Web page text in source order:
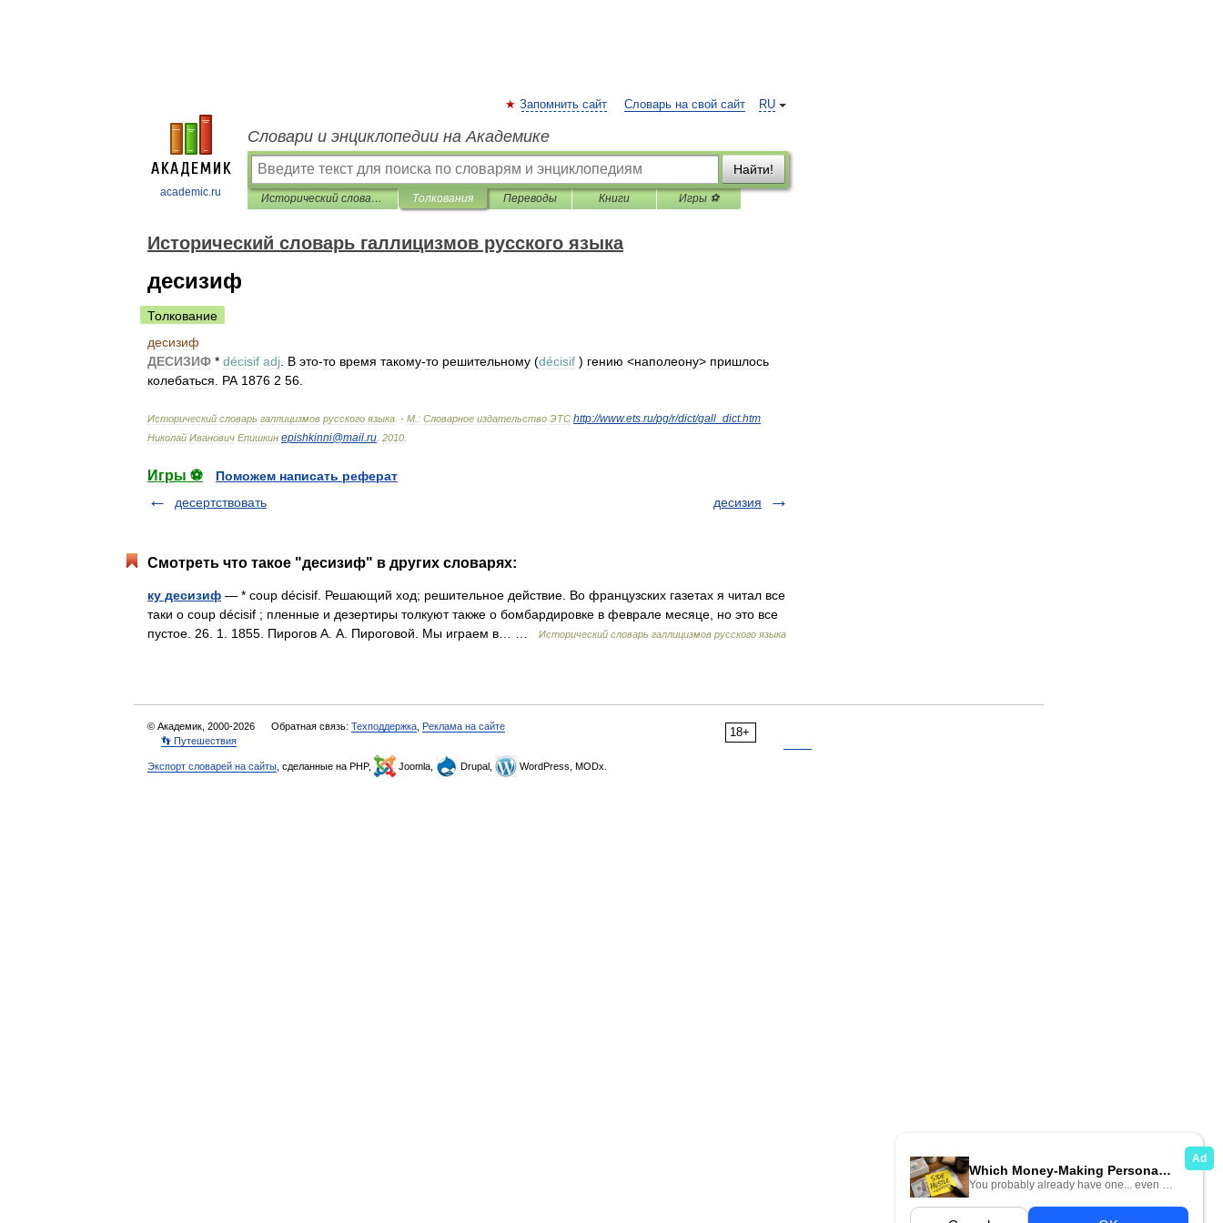
academic.ru
RU
Запомнить сайт Словарь на свой сайт
Словари и энциклопедии на Академике
Найти!
Исторический словарь галлицизмов русского языка Толкования Переводы Книги Игры ⚽
Исторический словарь галлицизмов русского языка
десизиф
Толкование
десизиф
ДЕСИЗИФ * décisif adj В это-то время такому-то решительному (décisif ) гению <наполеону> пришлось
колебаться
РА 1876 2 56
Исторический словарь галлицизмов русского языка . - М : Словарное издательство ЭТС http://www.ets.ru/pg/r/dict/gall dict.htm
Николай Иванович Епишкин epishkinni@mail.ru 2010
Игры ⚽
Поможем написать реферат
десертствовать
десизия
Смотреть что такое "десизиф" в других словарях:
ку десизиф — * coup décisif. Решающий ход; решительное действие. Во французских газетах я читал все
таки о coup décisif ; пленные и дезертиры толкуют также о бомбардировке в феврале месяце, но это все
пустое. 26. 1. 1855. Пирогов А. А. Пироговой. Мы играем в… …
Исторический словарь галлицизмов русского языка
18+
© Академик, 2000-2026 Обратная связь: Техподдержка Реклама на сайте
👣 Путешествия
Экспорт словарей на сайты , сделанные на PHP, Joomla, Drupal, WordPress, MODx.